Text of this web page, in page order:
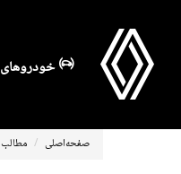
صفحه‌اصلی مطالب